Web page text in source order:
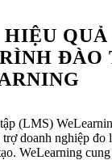
QUẢ
ĐÀO
(LMS)
doanh nghiệp đo
WeLearning